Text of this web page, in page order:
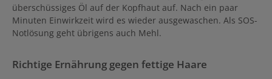
überschüssiges Öl auf der Kopfhaut auf. Nach ein paar
Minuten Einwirkzeit wird es wieder ausgewaschen. Als SOS-
Notlösung geht übrigens auch Mehl.
Richtige Ernährung gegen fettige Haare